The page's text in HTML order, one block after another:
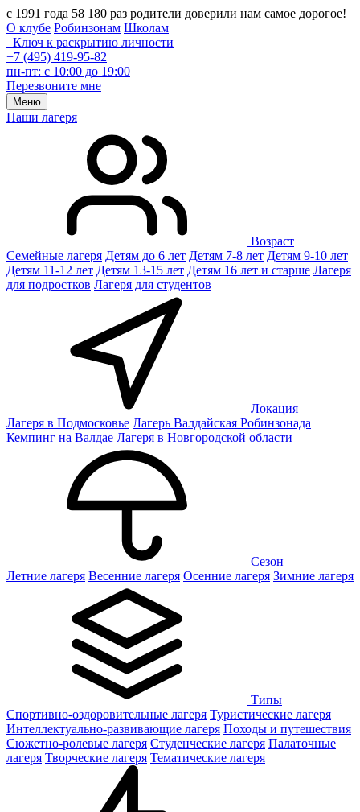
с 1991 года 58 180 раз родители доверили нам самое дорогое!
О клубе Робинзонам Школам
Ключ к раскрытию личности
+7 (495) 419-95-82
пн-пт: с 10:00 до 19:00
Перезвоните мне
Меню
Наши лагеря
Возраст
Семейные лагеря Детям до 6 лет Детям 7-8 лет Детям 9-10 лет
Детям 11-12 лет Детям 13-15 лет Детям 16 лет и старше Лагеря
для подростков Лагеря для студентов
Локация
Лагеря в Подмосковье Лагерь Валдайская Робинзонада
Кемпинг на Валдае Лагеря в Новгородской области
Сезон
Летние лагеря Весенние лагеря Осенние лагеря Зимние лагеря
Типы
Спортивно-оздоровительные лагеря Туристические лагеря
Интеллектуально-развивающие лагеря Походы и путешествия
Сюжетно-ролевые лагеря Студенческие лагеря Палаточные
лагеря Творческие лагеря Тематические лагеря